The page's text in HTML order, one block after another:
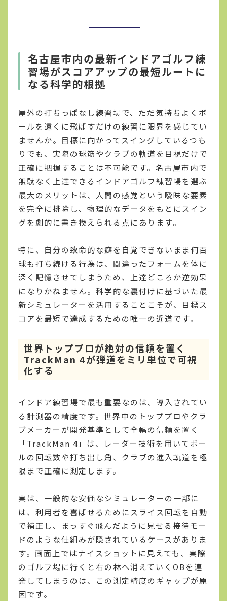
名古屋市内の最新インドアゴルフ練
習場がスコアアップの最短ルートに
なる科学的根拠
屋外の打ちっぱなし練習場で、ただ気持ちよくボ
ールを遠くに飛ばすだけの練習に限界を感じてい
ませんか。目標に向かってスイングしているつも
りでも、実際の球筋やクラブの軌道を目視だけで
正確に把握することは不可能です。名古屋市内で
無駄なく上達できるインドアゴルフ練習場を選ぶ
最大のメリットは、人間の感覚という曖昧な要素
を完全に排除し、物理的なデータをもとにスイン
グを劇的に書き換えられる点にあります。
特に、自分の致命的な癖を自覚できないまま何百
球も打ち続ける行為は、間違ったフォームを体に
深く記憶させてしまうため、上達どころか逆効果
になりかねません。科学的な裏付けに基づいた最
新シミュレーターを活用することこそが、目標ス
コアを最短で達成するための唯一の近道です。
世界トッププロが絶対の信頼を置く
TrackMan 4が弾道をミリ単位で可視
化する
インドア練習場で最も重要なのは、導入されてい
る計測器の精度です。世界中のトッププロやクラ
ブメーカーが開発基準として全幅の信頼を置く
「TrackMan 4」は、レーダー技術を用いてボー
ルの回転数や打ち出し角、クラブの進入軌道を極
限まで正確に測定します。
実は、一般的な安価なシミュレーターの一部に
は、利用者を喜ばせるためにスライス回転を自動
で補正し、まっすぐ飛んだように見せる接待モー
ドのような仕組みが隠されているケースがありま
す。画面上ではナイスショットに見えても、実際
のゴルフ場に行くと右の林へ消えていくOBを連
発してしまうのは、この測定精度のギャップが原
因です。